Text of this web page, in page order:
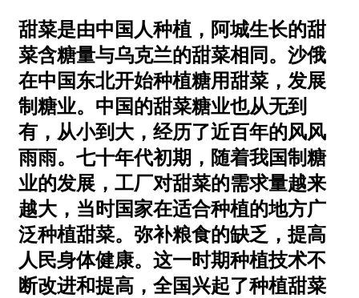
甜菜是由中国人种植，阿城生长的甜
菜含糖量与乌克兰的甜菜相同。沙俄
在中国东北开始种植糖用甜菜，发展
制糖业。中国的甜菜糖业也从无到
有，从小到大，经历了近百年的风风
雨雨。七十年代初期，随着我国制糖
业的发展，工厂对甜菜的需求量越来
越大，当时国家在适合种植的地方广
泛种植甜菜。弥补粮食的缺乏，提高
人民身体健康。这一时期种植技术不
断改进和提高，全国兴起了种植甜菜